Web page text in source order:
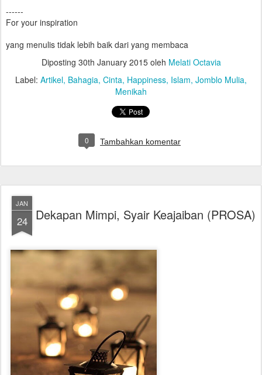
------
For your inspiration
yang menulis tidak lebih baik dari yang membaca
Diposting 30th January 2015oleh Melati Octavia
Label: Artikel Bahagia Cinta Happiness Islam Jomblo Mulia
Menikah
0 Tambahkan komentar
JAN
24 Dekapan Mimpi, Syair Keajaiban (PROSA)